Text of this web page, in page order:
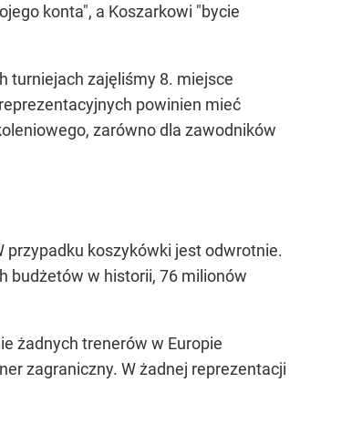
konta", a Koszarkowi "bycie
turniejach zajęliśmy 8. miejsce
powinien mieć
zarówno dla zawodników
przypadku koszykówki jest odwrotnie.
budżetów w historii, 76 milionów
żadnych trenerów w Europie
zagraniczny. W żadnej reprezentacji